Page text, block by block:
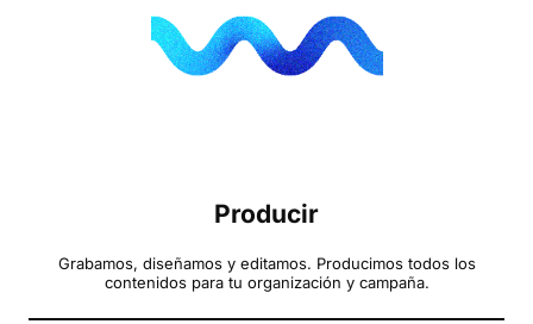
Producir
Grabamos, diseñamos y editamos. Producimos todos los
contenidos para tu organización y campaña.